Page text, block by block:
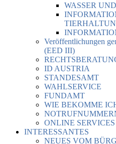
WASSER
Veröffentlichungen
(EED III)
ID AUSTRIA
STANDESAMT
WAHLSERVICE
FUNDAMT
WIE BEKOMME
ONLINE SERVICES
INTERESSANTES
NEUES VOM